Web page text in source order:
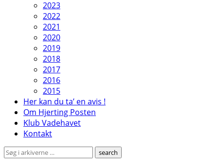
2023
2022
2021
2020
2019
2018
2017
2016
2015
Her kan du ta’ en avis !
Om Hjerting Posten
Klub Vadehavet
Kontakt